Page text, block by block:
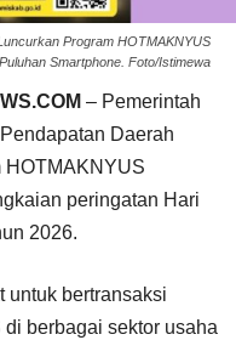
Program HOTMAKNYUS
Smartphone. Foto/Istimewa
– Pemerintah
Daerah
HOTMAKNYUS
peringatan Hari
2026.
untuk bertransaksi
berbagai sektor usaha